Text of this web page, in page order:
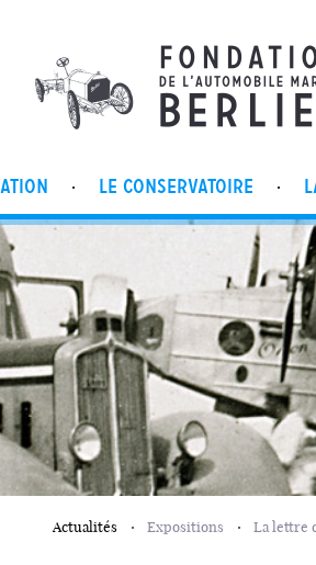
LE CONSERVATOIRE
Actualités Expositions La lettre